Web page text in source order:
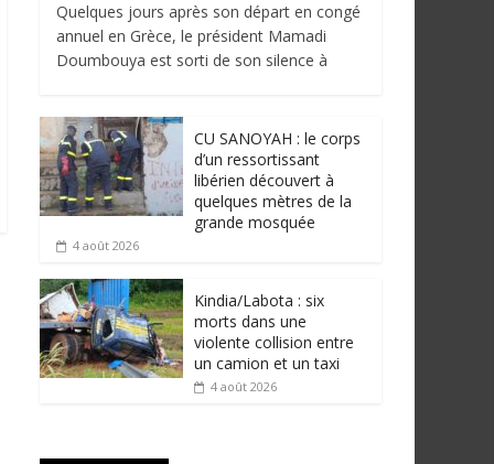
Quelques jours après son départ en congé
annuel en Grèce, le président Mamadi
Doumbouya est sorti de son silence à
CU SANOYAH : le corps
d’un ressortissant
libérien découvert à
quelques mètres de la
grande mosquée
4 août 2026
Kindia/Labota : six
morts dans une
violente collision entre
un camion et un taxi
4 août 2026